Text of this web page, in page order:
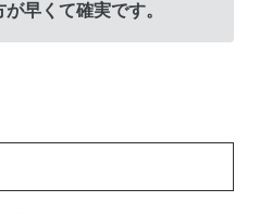
早くて確実です。